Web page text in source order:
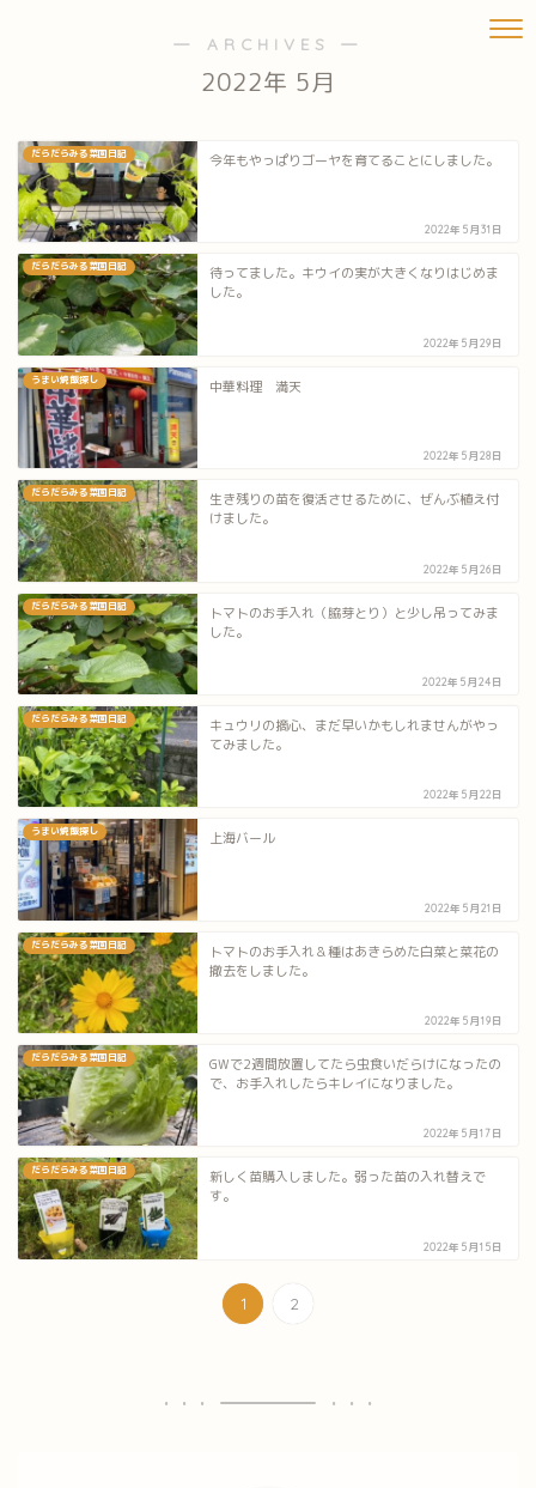
― ARCHIVES ―
2022年 5月
だらだらみる菜園日記 今年もやっぱりゴーヤを育てることにしました。
2022年5月31日
だらだらみる菜園日記
待ってました。キウイの実が大きくなりはじめま
した。
2022年5月29日
うまい焼飯探し 中華料理 満天
2022年5月28日
だらだらみる菜園日記
生き残りの苗を復活させるために、ぜんぶ植え付
けました。
2022年5月26日
だらだらみる菜園日記
トマトのお手入れ（脇芽とり）と少し吊ってみま
した。
2022年5月24日
だらだらみる菜園日記
キュウリの摘心、まだ早いかもしれませんがやっ
てみました。
2022年5月22日
うまい焼飯探し 上海バール
2022年5月21日
だらだらみる菜園日記
トマトのお手入れ＆種はあきらめた白菜と菜花の
撤去をしました。
2022年5月19日
だらだらみる菜園日記
GWで2週間放置してたら虫食いだらけになったの
で、お手入れしたらキレイになりました。
2022年5月17日
だらだらみる菜園日記
新しく苗購入しました。弱った苗の入れ替えで
す。
2022年5月15日
1 2